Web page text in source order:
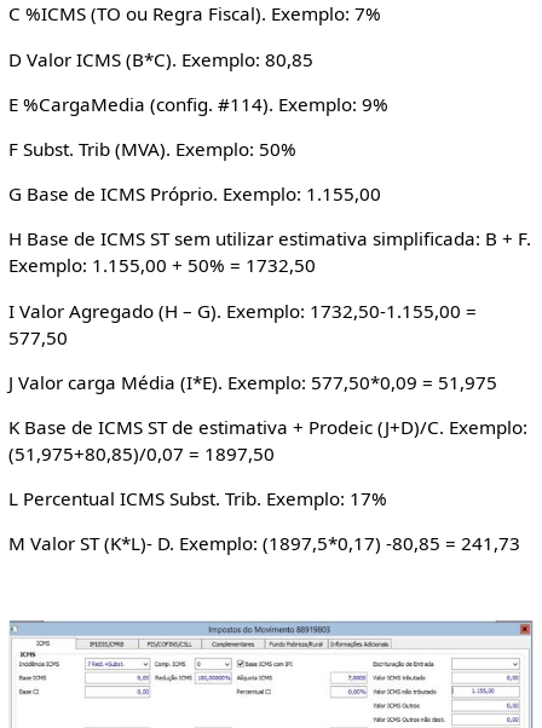
C %ICMS (TO ou Regra Fiscal). Exemplo: 7%
D Valor ICMS (B*C). Exemplo: 80,85
E %CargaMedia (config. #114). Exemplo: 9%
F Subst. Trib (MVA). Exemplo: 50%
G Base de ICMS Próprio. Exemplo: 1.155,00
H Base de ICMS ST sem utilizar estimativa simplificada: B + F.
Exemplo: 1.155,00 + 50% = 1732,50
I Valor Agregado (H – G). Exemplo: 1732,50-1.155,00 =
577,50
J Valor carga Média (I*E). Exemplo: 577,50*0,09 = 51,975
K Base de ICMS ST de estimativa + Prodeic (J+D)/C. Exemplo:
(51,975+80,85)/0,07 = 1897,50
L Percentual ICMS Subst. Trib. Exemplo: 17%
M Valor ST (K*L)- D. Exemplo: (1897,5*0,17) -80,85 = 241,73